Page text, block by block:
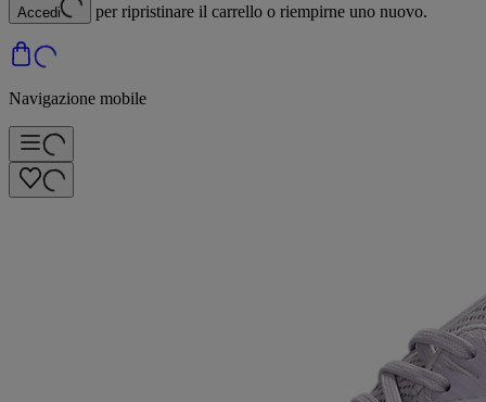
Accedi per ripristinare il carrello o riempirne uno nuovo.
Navigazione mobile